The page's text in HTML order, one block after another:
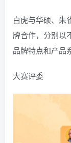
白虎与华硕、朱
牌合作，分别以
品牌特点和产品
大赛评委